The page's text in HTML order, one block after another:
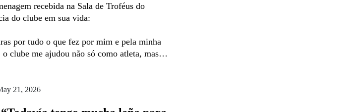
recebida na Sala de Troféus do
do clube em sua vida:
por tudo o que fez por mim e pela minha
clube me ajudou não só como atleta, mas…
21, 2026